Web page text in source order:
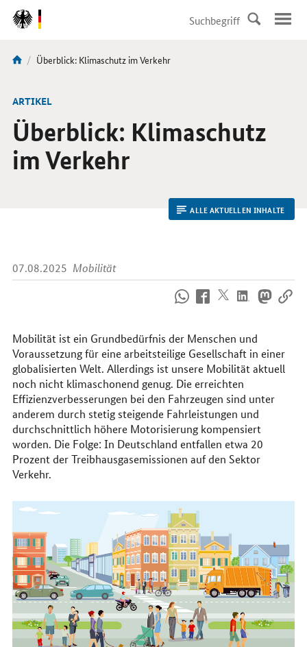
DirektZu:
Navigation
Sie
hier:
Aktuelle
Überblick: Klimaschutz im Verkehr
ARTIKEL
Überblick: Klimaschutz
im Verkehr
ALLE AKTUELLEN INHALTE
07.08.2025 Mobilität
uns
im
Internet
Mobilität ist ein Grundbedürfnis der Menschen und
Voraussetzung für eine arbeitsteilige Gesellschaft in einer
globalisierten Welt. Allerdings ist unsere Mobilität aktuell
noch nicht klimaschonend genug. Die erreichten
Effizienzverbesserungen bei den Fahrzeugen sind unter
anderem durch stetig steigende Fahrleistungen und
durchschnittlich höhere Motorisierung kompensiert
worden. Die Folge: In Deutschland entfallen etwa 20
Prozent der Treibhausgasemissionen auf den Sektor
Verkehr.